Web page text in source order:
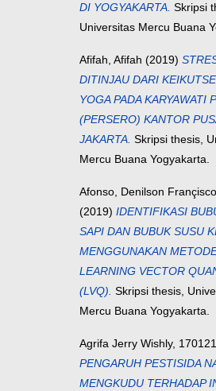
DI YOGYAKARTA. Skripsi
Universitas Mercu Buana
Afifah, Afifah (2019)
DITINJAU DARI
YOGA PADA KARYAWATI
(PERSERO) KANTOR
JAKARTA. Skripsi thesis,
Mercu Buana Yogyakarta.
Afonso, Denilson
(2019) IDENTIFIKASI
SAPI DAN BUBUK SUSU
MENGGUNAKAN
LEARNING VECTOR
(LVQ). Skripsi thesis,
Mercu Buana Yogyakarta.
Agrifa Jerry Wishly,
PENGARUH PESTISIDA
MENGKUDU TERHADAP